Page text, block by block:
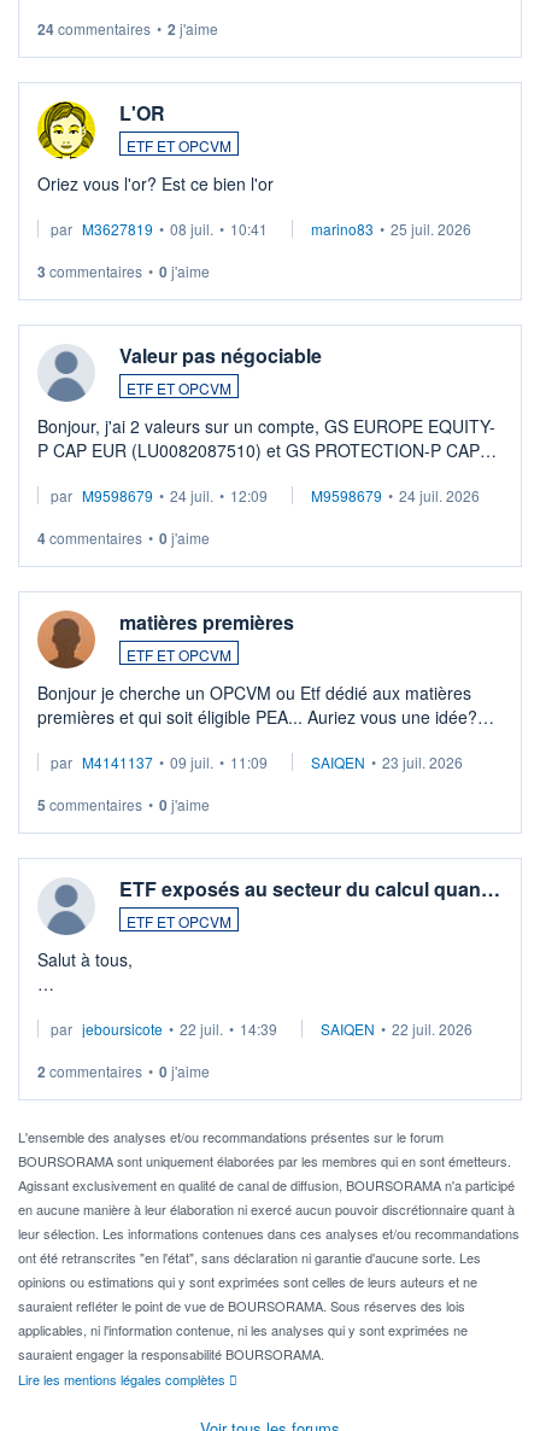
24commentaires • 2 j'aime
L'OR
ETF ET OPCVM
Oriez vous l'or? Est ce bien l'or
par M3627819 • 08 juil. • 10:41 marino83 • 25 juil. 2026
3 commentaires • 0j'aime
Valeur pas négociable
ETF ET OPCVM
Bonjour, j'ai 2 valeurs sur un compte, GS EUROPE EQUITY-
P CAP EUR (LU0082087510) et GS PROTECTION-P CAP
veux procéder à la vente, on me signale ...
par M9598679 • 24 juil. • 12:09 M9598679 • 24 juil. 2026
4commentaires • 0j'aime
matières premières
ETF ET OPCVM
Bonjour je cherche un OPCVM ou Etf dédié aux matières
premières et qui soit éligible PEA... Auriez vous une idée?
par M4141137 • 09 juil. • 11:09 SAIQEN • 23 juil. 2026
5 commentaires • 0j'aime
ETF exposés au secteur du calcul quan…
ETF ET OPCVM
Salut à tous,
via un ETF plutôt que des actions individuelles.
Idéalement, je voudrais qu'il soit éligible au PEA.
Pour l' ...
par jeboursicote • 22 juil. • 14:39 SAIQEN • 22 juil. 2026
2 commentaires • 0j'aime
L'ensemble des analyses et/ou recommandations présentes sur le forum
BOURSORAMA sont uniquement élaborées par les membres qui en sont émetteurs.
Agissant exclusivement en qualité de canal de diffusion, BOURSORAMA n'a participé
en aucune manière à leur élaboration ni exercé aucun pouvoir discrétionnaire quant à
leur sélection. Les informations contenues dans ces analyses et/ou recommandations
ont été retranscrites "en l'état", sans déclaration ni garantie d'aucune sorte. Les
opinions ou estimations qui y sont exprimées sont celles de leurs auteurs et ne
sauraient refléter le point de vue de BOURSORAMA. Sous réserves des lois
applicables, ni l'information contenue, ni les analyses qui y sont exprimées ne
sauraient engager la responsabilité BOURSORAMA.
Lire les mentions légales complètes